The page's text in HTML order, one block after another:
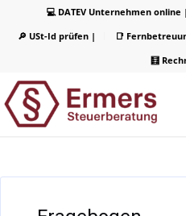
💻 DATEV Unternehmen online |
🔎 USt-Id prüfen |
📑
🧮